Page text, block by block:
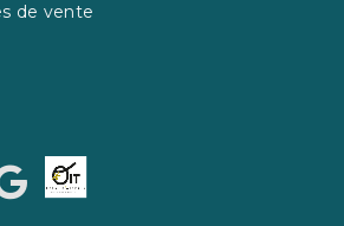
de vente